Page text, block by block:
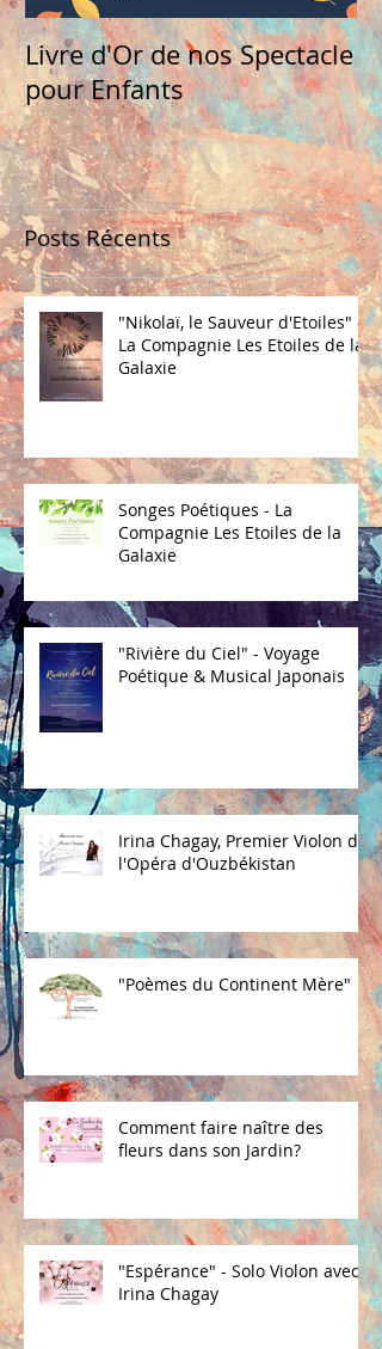
Livre d'Or de nos Spectacle
pour Enfants
Posts Récents
"Nikolaï, le Sauveur d'Etoiles" -
La Compagnie Les Etoiles de la
Galaxie
Songes Poétiques - La
Compagnie Les Etoiles de la
Galaxie
"Rivière du Ciel" - Voyage
Poétique & Musical Japonais
Irina Chagay, Premier Violon de
l'Opéra d'Ouzbékistan
"Poèmes du Continent Mère"
Comment faire naître des
fleurs dans son Jardin?
"Espérance" - Solo Violon avec
Irina Chagay